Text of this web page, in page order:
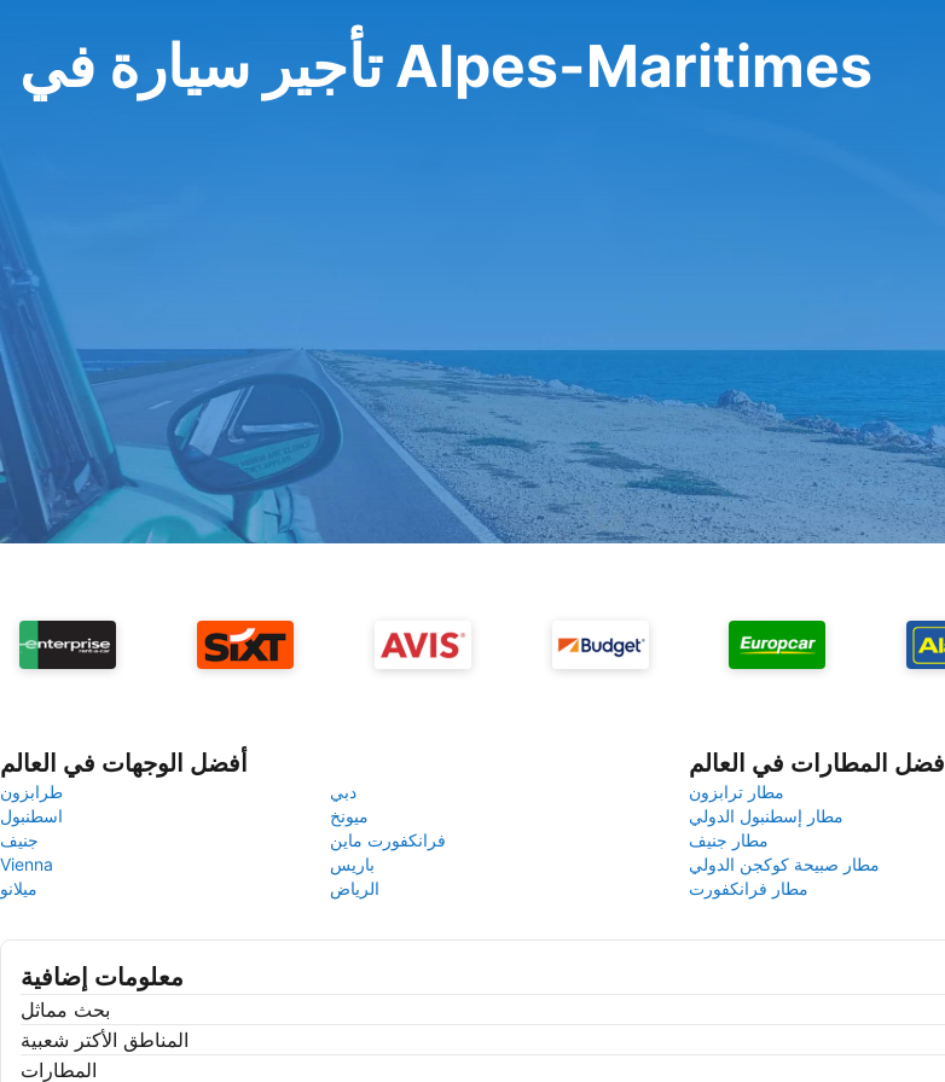
تأجير سيارة في Alpes-Maritimes
أفضل الوجهات في العالم
طرابزون
دبي
اسطنبول
ميونخ
جنيف
فرانكفورت ماين
Vienna
باريس
ميلانو
الرياض
أفضل المطارات في العالم
مطار ترابزون
مطار إسطنبول الدولي
مطار جنيف
مطار صبيحة كوكجن الدولي
مطار فرانكفورت
معلومات إضافية
بحث مماثل
المناطق الأكتر شعبية
المطارات